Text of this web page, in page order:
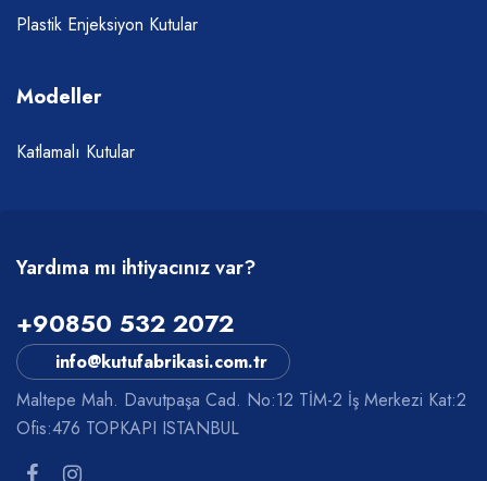
Plastik Enjeksiyon Kutular
Modeller
Katlamalı Kutular
Yardıma mı ihtiyacınız var?
+90850 532 2072
info@kutufabrikasi.com.tr
Maltepe Mah. Davutpaşa Cad. No:12 TİM-2 İş Merkezi Kat:2
Ofis:476 TOPKAPI ISTANBUL